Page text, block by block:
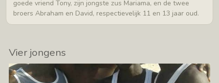
goede vriend Tony, zijn jongste zus Mariama, en de twee
broers Abraham en David, respectievelijk 11 en 13 jaar oud.
Vier jongens